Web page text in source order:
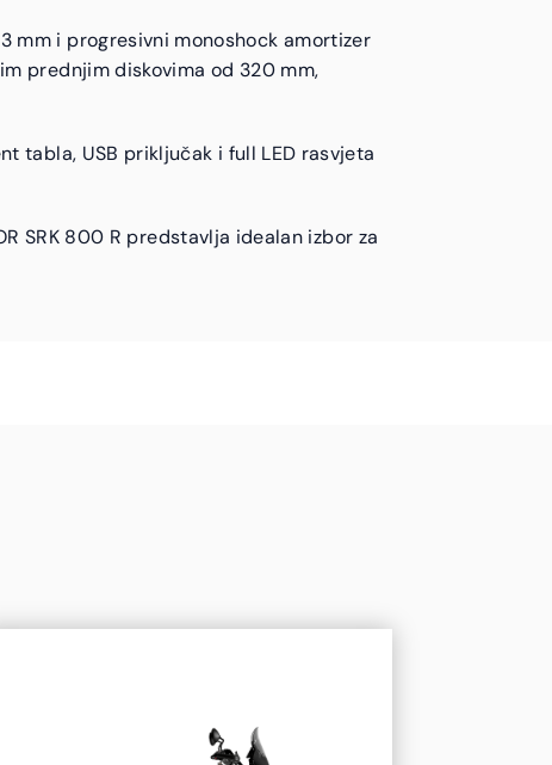
mm i progresivni monoshock amortizer
prednjim diskovima od 320 mm,
tabla, USB priključak i full LED rasvjeta
SRK 800 R predstavlja idealan izbor za